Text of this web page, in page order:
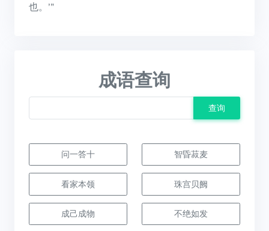
也。’”
成语查询
查询
问一答十 智昏菽麦
看家本领 珠宫贝阙
成己成物 不绝如发